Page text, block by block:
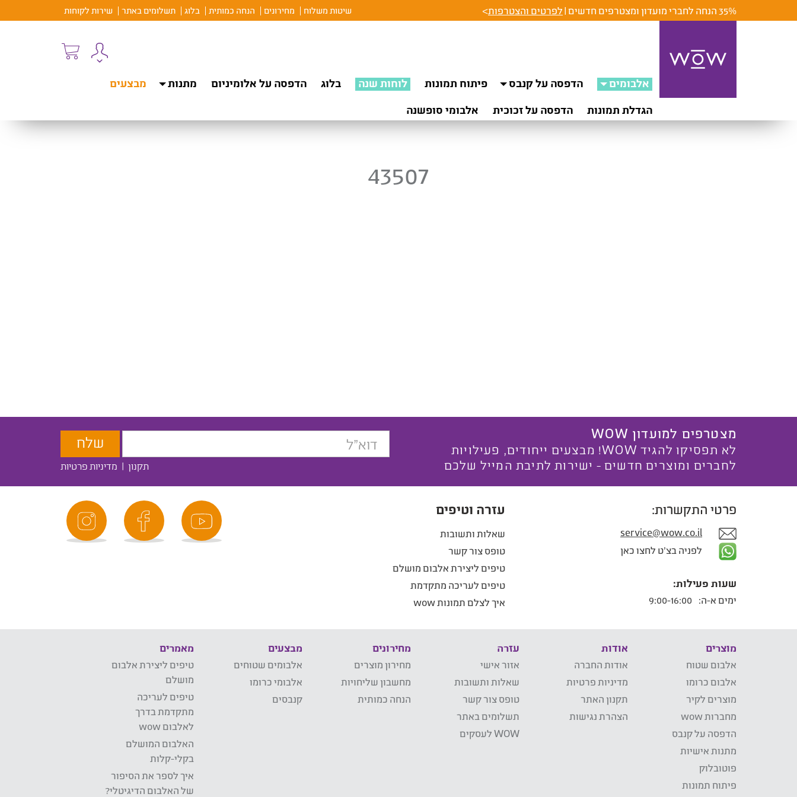
35% הנחה לחברי מועדון ומצטרפים חדשים | לפרטים והצטרפות> שיטות משלוח מחירונים הנחה כמותית בלוג תשלומים באתר שירות לקוחות
אלבומים הדפסה על קנבס פיתוח תמונות לוחות שנה בלוג הדפסה על אלומיניום מתנות
מבצעים
הגדלת תמונות
הדפסה על זכוכית אלבומי סופשנה
43507
מצטרפים למועדון WOW
לא תפסיקו להגיד WOW! מבצעים ייחודים, פעילויות
לחברים ומוצרים חדשים - ישירות לתיבת המייל שלכם
תקנון | מדיניות פרטיות
פרטי התקשרות:
service@wow.co.il
לפניה בצ'ט לחצו כאן
שעות פעילות:
ימים א-ה:
עזרה וטיפים
שאלות ותשובות
טופס צור קשר
טיפים ליצירת אלבום מושלם
טיפים לעריכה מתקדמת
איך לצלם תמונות wow
מוצרים
אלבום שטוח
אלבום כרומו
מוצרים לקיר
מחברות wow
הדפסה על קנבס
מתנות אישיות
פוטובלוק
פיתוח תמונות
אודות
אודות החברה
מדיניות פרטיות
תקנון האתר
הצהרת נגישות
עזרה
אזור אישי
שאלות ותשובות
טופס צור קשר
תשלומים באתר
WOW לעסקים
מחירונים
מחירון מוצרים
מחשבון שליחויות
הנחה כמותית
מבצעים
אלבומים שטוחים
אלבומי כרומו
קנבסים
מאמרים
טיפים ליצירת אלבום
מושלם
טיפים לעריכה
מתקדמת בדרך
לאלבום wow
האלבום המושלם
בקלי-קלות
איך לספר את הסיפור
של האלבום הדיגיטלי?